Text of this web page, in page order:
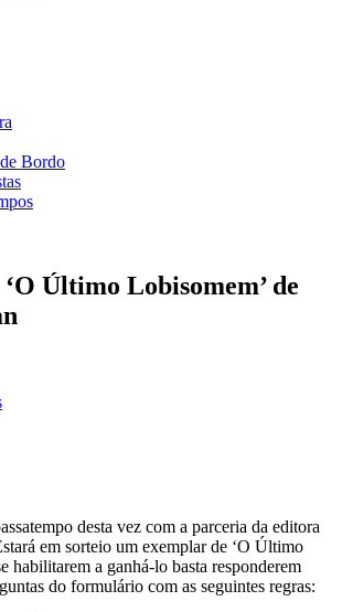
Bordo
Último Lobisomem’ de
desta vez com a parceria da editora
em sorteio um exemplar de ‘O Último
habilitarem a ganhá-lo basta responderem
do formulário com as seguintes regras: